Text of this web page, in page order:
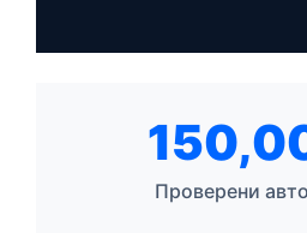
Проверени